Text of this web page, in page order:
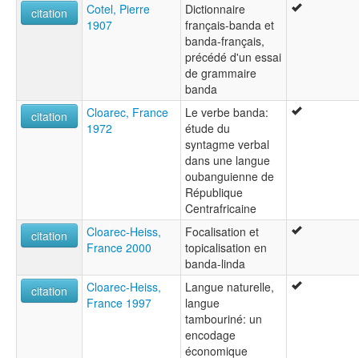
citation
Cotel, Pierre
1907
Dictionnaire
français-banda et
banda-français,
précédé d'un essai
de grammaire
banda
citation
Cloarec, France
1972
Le verbe banda:
étude du
syntagme verbal
dans une langue
oubanguienne de
République
Centrafricaine
citation
Cloarec-Heiss,
France 2000
Focalisation et
topicalisation en
banda-linda
citation
Cloarec-Heiss,
France 1997
Langue naturelle,
langue
tambouriné: un
encodage
économique